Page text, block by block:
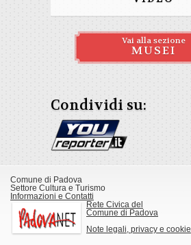
Vai alla sezione
MUSEI
Condividi su:
Comune di Padova
Settore Cultura e Turismo
Informazioni e Contatti
Rete Civica del
Comune di Padova
Note legali, privacy e cookie